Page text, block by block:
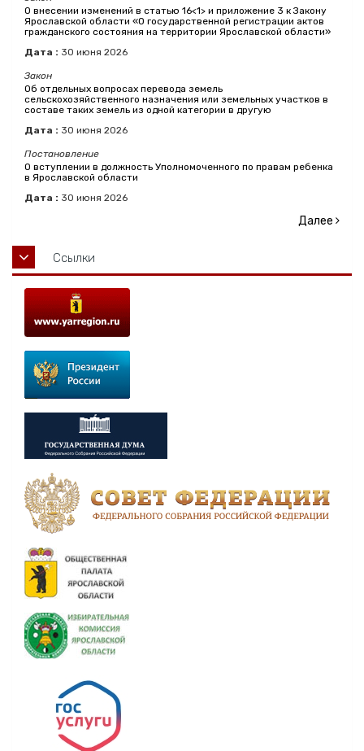
О внесении изменений в статью 16<1> и приложение 3 к Закону
Ярославской области «О государственной регистрации актов
гражданского состояния на территории Ярославской области»
Дата : 30 июня 2026
Закон
Об отдельных вопросах перевода земель
сельскохозяйственного назначения или земельных участков в
составе таких земель из одной категории в другую
Дата : 30 июня 2026
Постановление
О вступлении в должность Уполномоченного по правам ребенка
в Ярославской области
Дата : 30 июня 2026
Далее
Ссылки